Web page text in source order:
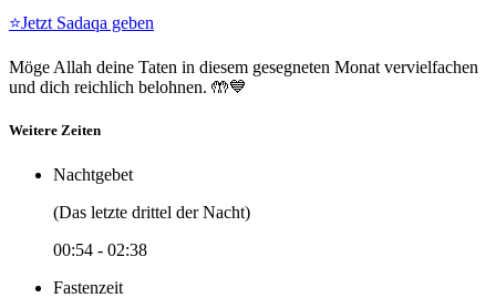
⭐Jetzt Sadaqa geben
Möge Allah deine Taten in diesem gesegneten Monat vervielfachen
und dich reichlich belohnen. 🤲💙
Weitere Zeiten
Nachtgebet
(Das letzte drittel der Nacht)
00:54 - 02:38
Fastenzeit